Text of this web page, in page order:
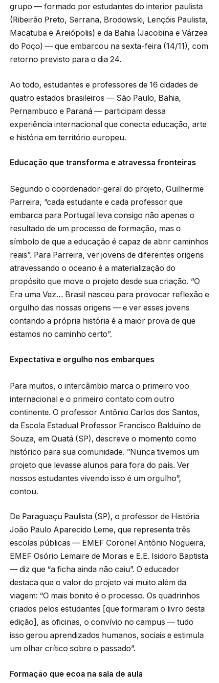
grupo — formado por estudantes do interior paulista
(Ribeirão Preto, Serrana, Brodowski, Lençóis Paulista,
Macatuba e Areiópolis) e da Bahia (Jacobina e Várzea
do Poço) — que embarcou na sexta-feira (14/11), com
retorno previsto para o dia 24.
Ao todo, estudantes e professores de 16 cidades de
quatro estados brasileiros — São Paulo, Bahia,
Pernambuco e Paraná — participam dessa
experiência internacional que conecta educação, arte
e história em território europeu.
Educação que transforma e atravessa fronteiras
Segundo o coordenador-geral do projeto, Guilherme
Parreira, “cada estudante e cada professor que
embarca para Portugal leva consigo não apenas o
resultado de um processo de formação, mas o
símbolo de que a educação é capaz de abrir caminhos
reais”. Para Parreira, ver jovens de diferentes origens
atravessando o oceano é a materialização do
propósito que move o projeto desde sua criação. “O
Era uma Vez… Brasil nasceu para provocar reflexão e
orgulho das nossas origens — e ver esses jovens
contando a própria história é a maior prova de que
estamos no caminho certo”.
Expectativa e orgulho nos embarques
Para muitos, o intercâmbio marca o primeiro voo
internacional e o primeiro contato com outro
continente. O professor Antônio Carlos dos Santos,
da Escola Estadual Professor Francisco Balduíno de
Souza, em Quatá (SP), descreve o momento como
histórico para sua comunidade. “Nunca tivemos um
projeto que levasse alunos para fora do país. Ver
nossos estudantes vivendo isso é um orgulho”,
contou.
De Paraguaçu Paulista (SP), o professor de História
João Paulo Aparecido Leme, que representa três
escolas públicas — EMEF Coronel Antônio Nogueira,
EMEF Osório Lemaire de Morais e E.E. Isidoro Baptista
— diz que “a ficha ainda não caiu”. O educador
destaca que o valor do projeto vai muito além da
viagem: “O mais bonito é o processo. Os quadrinhos
criados pelos estudantes [que formaram o livro desta
edição], as oficinas, o convívio no campus — tudo
isso gerou aprendizados humanos, sociais e estimula
um olhar crítico sobre o passado”.
Formação que ecoa na sala de aula